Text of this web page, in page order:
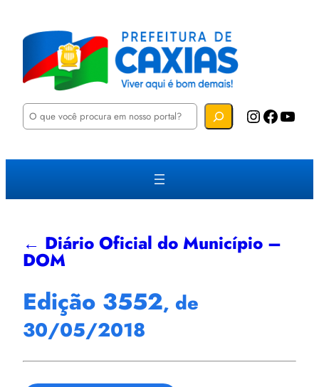
P
u
a
Instagram Facebook YouTube
← Diário Oficial do Município –
DOM
Edição 3552, de
30/05/2018